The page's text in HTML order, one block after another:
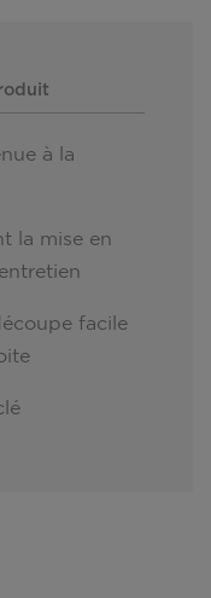
à la
la mise en
facile